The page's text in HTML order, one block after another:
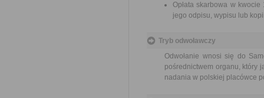
Opłata skarbowa w
jego odpisu, wypisu lub
Tryb odwoławczy
Odwołanie wnosi się do
pośrednictwem organu, który
nadania w polskiej placówce